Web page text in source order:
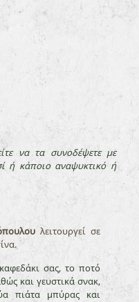
να τα συνοδέψετε με
ή κάποιο αναψυκτικό ή
λειτουργεί σε
σας, το ποτό
και γευστικά σνακ,
πιάτα μπύρας και